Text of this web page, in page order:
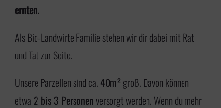
ernten.
Als Bio-Landwirte Familie stehen wir dir dabei mit Rat
und Tat zur Seite.
Unsere Parzellen sind ca. 40m² groß. Davon können
etwa 2 bis 3 Personenversorgt werden. Wenn du mehr